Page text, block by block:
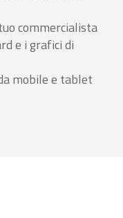
commercialista
e i grafici di
mobile e tablet